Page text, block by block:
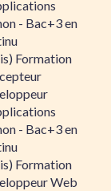
- Bac+3 en
Formation
- Bac+3 en
Formation
Web